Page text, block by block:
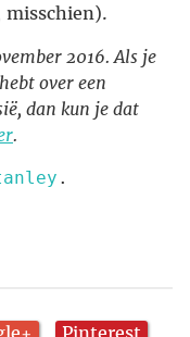
misschien).
2016. Als je
over een
dan kun je dat
.
.